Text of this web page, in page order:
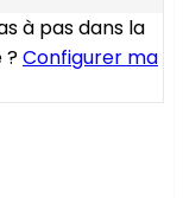
à pas dans la
?Configurer ma